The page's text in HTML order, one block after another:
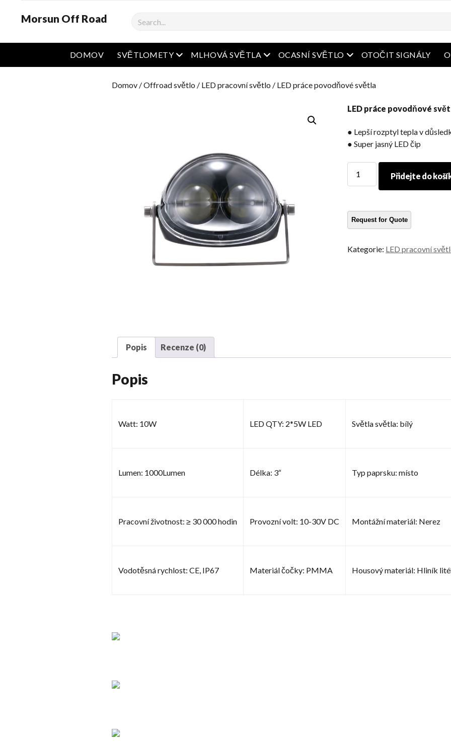
Morsun Off Road Vyhledávání
DOMOV SVĚTLOMETY Otevřená nabídka
MLHOVÁ SVĚTLA Otevřená nabídka
OCASNÍ SVĚTLO Otevřená nabídka
OTOČIT SIGNÁLY
Domov /Offroad světlo / LED pracovní světlo / LED práce povodňové světla
LED práce povodňové
● Lepší rozptyl tepla v
● Super jasný LED čip
práce
povodňové
množství
Přidejte do
Kategorie: LED pracovní
Popis Recenze (0)
Popis
Watt: 10W LED QTY: 2*5W LED Světla světla: bílý
Lumen: 1000Lumen Délka: 3“ Typ paprsku: místo
Pracovní životnost: ≥ 30 000 hodin Provozní volt: 10-30V DC Montážní materiál: Nerez
Vodotěsná rychlost: CE, IP67 Materiál čočky: PMMA Housový materiál: Hliník